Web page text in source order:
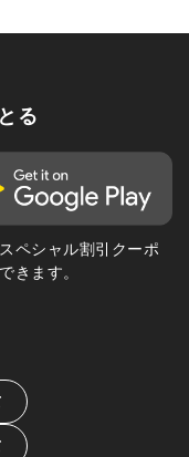
る
ペシャル割引クーポ
きます。